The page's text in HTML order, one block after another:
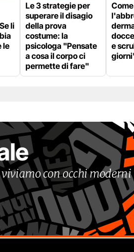
li
le
Le 3 strategie per
superare il disagio
della prova
costume: la
psicologa "Pensate
a cosa il corpo ci
permette di fare"
e
con occhi moderni